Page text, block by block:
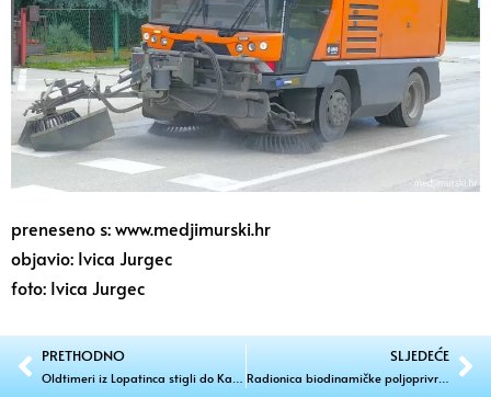
preneseno s: www.medjimurski.hr
objavio: Ivica Jurgec
foto: Ivica Jurgec
PRETHODNO SLJEDEĆE
Radionica biodinamičke poljoprivrede ove subote u Pleškovcu!